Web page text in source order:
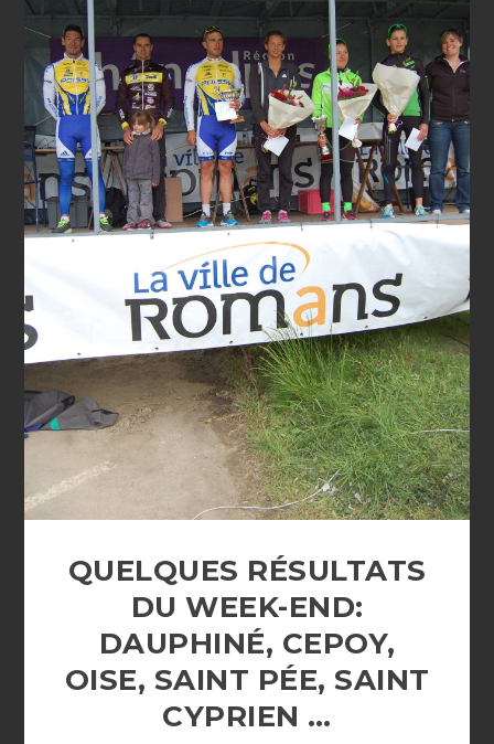
QUELQUES RÉSULTATS
DU WEEK-END:
DAUPHINÉ, CEPOY,
OISE, SAINT PÉE, SAINT
CYPRIEN …